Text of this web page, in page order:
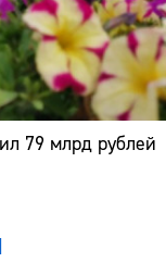
79 млрд рублей